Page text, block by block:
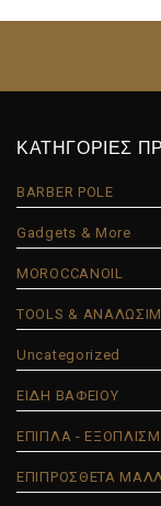
ΚΑΤΗΓΟΡΙΕΣ
BARBER POLE
Gadgets & More
MOROCCANOIL
TOOLS &
Uncategorized
ΕΙΔΗ ΒΑΦΕΙΟΥ
ΕΠΙΠΛΑ -
ΕΠΙΠΡΟΣΘΕΤΑ